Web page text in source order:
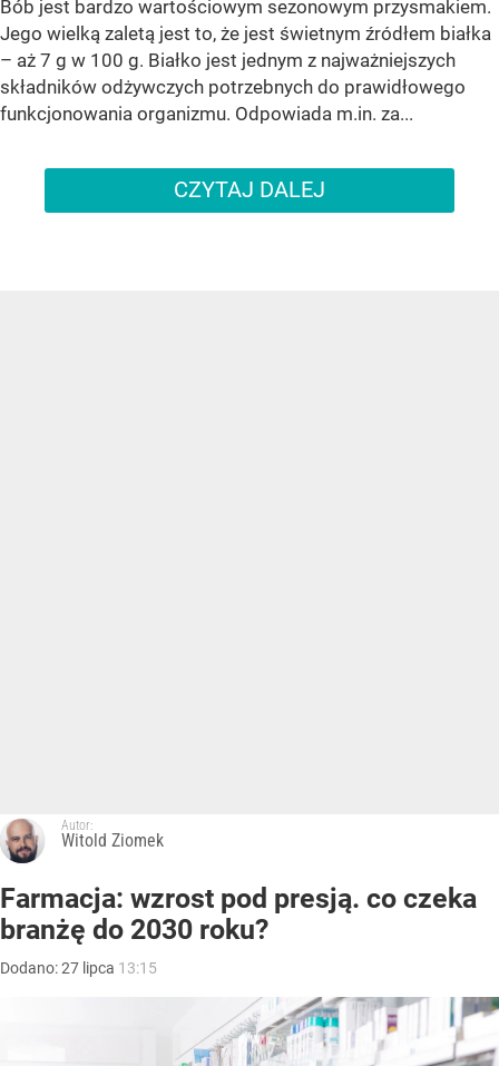
Bób jest bardzo wartościowym sezonowym przysmakiem.
Jego wielką zaletą jest to, że jest świetnym źródłem białka
– aż 7 g w 100 g. Białko jest jednym z najważniejszych
składników odżywczych potrzebnych do prawidłowego
funkcjonowania organizmu. Odpowiada m.in. za...
CZYTAJ DALEJ
Autor:
Witold Ziomek
Farmacja: wzrost pod presją. co czeka
branżę do 2030 roku?
Dodano:27 lipca 13:15